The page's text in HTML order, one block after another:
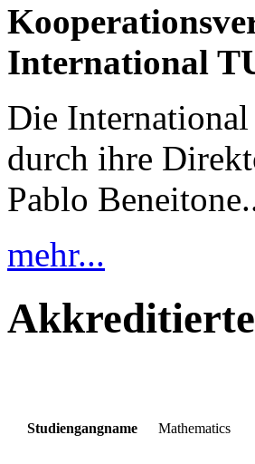
International
Die
durch ihre
Pablo
mehr...
Akkreditierte
Studiengangname Mathematics